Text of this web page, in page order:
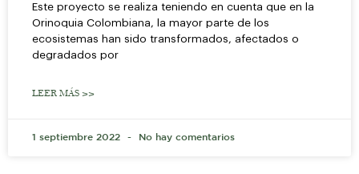
Este proyecto se realiza teniendo en cuenta que en la
Orinoquia Colombiana, la mayor parte de los
ecosistemas han sido transformados, afectados o
degradados por
LEER MÁS >>
1 septiembre 2022 No hay comentarios